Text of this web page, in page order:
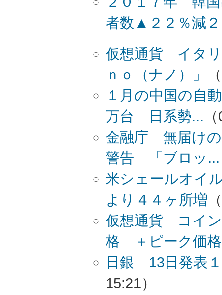
者数▲２２％減
仮想通貨 イタ
ｎｏ（ナノ）」
１月の中国の自
万台 日系勢...
金融庁 無届けの
警告 「ブロッ...
米シェールオイ
より４４ヶ所増
仮想通貨 コイン
格 ＋ピーク価
日銀 13日発表
15:21）